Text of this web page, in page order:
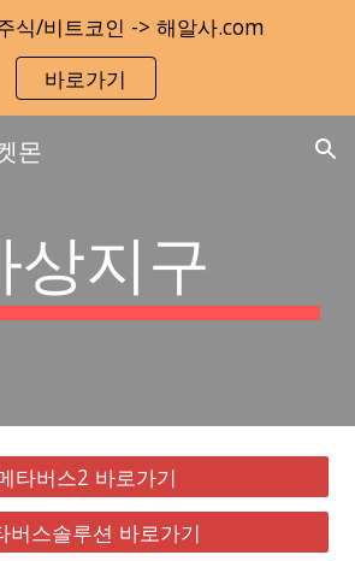
Skip to navigation
식/비트코인 -> 해알사.com
바로가기
몬
상지구
타버스2 바로가기
버스솔루션 바로가기